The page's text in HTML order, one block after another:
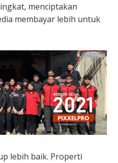
menciptakan
membayar lebih untuk
lebih baik. Properti